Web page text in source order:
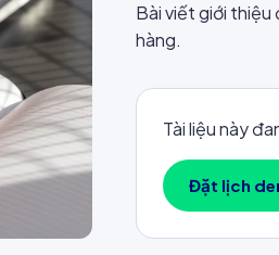
Bài viết giới thiệu
hàng.
Tài liệu này
Đặt lịch